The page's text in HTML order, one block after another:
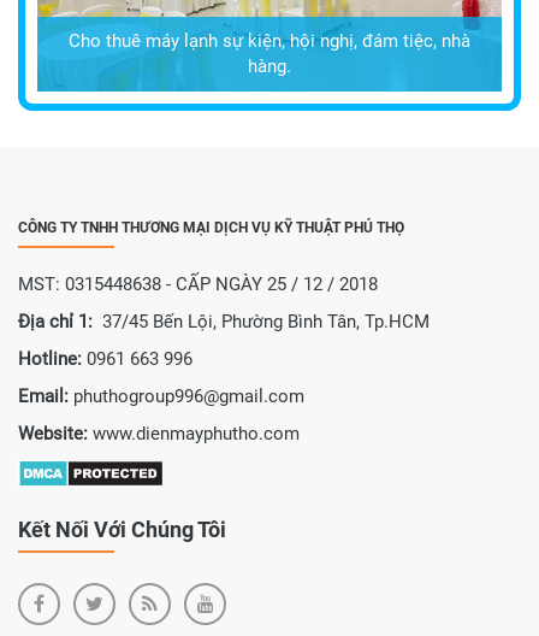
Cho thuê máy lạnh sự kiện, hội nghị, đám tiệc, nhà
hàng.
CÔNG TY TNHH THƯƠNG MẠI DỊCH VỤ KỸ THUẬT PHÚ THỌ
MST: 0315448638 - CẤP NGÀY 25 / 12 / 2018
Địa chỉ 1: 37/45 Bến Lội, Phường Bình Tân, Tp.HCM
Hotline: 0961 663 996
Email: phuthogroup996@gmail.com
Website: www.dienmayphutho.com
Kết Nối Với Chúng Tôi